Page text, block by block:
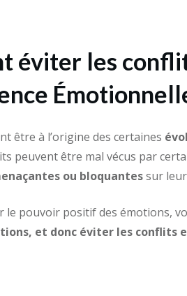
éviter les
être à l’origine des certaines
peuvent être mal vécus par
ou bloquantessur
le pouvoir positif des émotions,
et donc éviter les conflits